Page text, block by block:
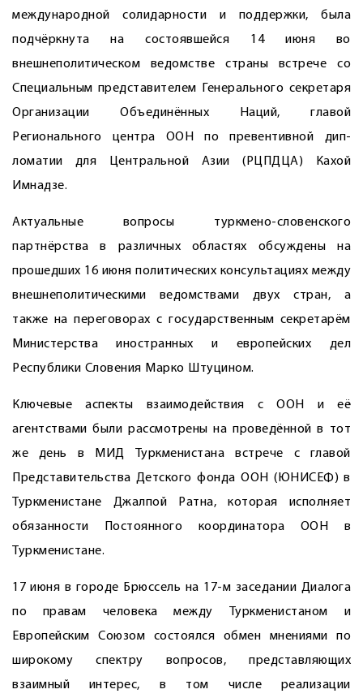
международной солидарности и поддержки, была
подчёркнута на состоявшейся 14 июня во
внешнеполитическом ведомстве страны встрече со
Специальным представителем Генерального секретаря
Организации Объединённых Наций, главой
Регионального центра ООН по превентивной дип­
ломатии для Центральной Азии (РЦПДЦА) Кахой
Имнадзе.
Актуальные вопросы туркмено-словенского
партнёрства в различных областях обсуждены на
прошедших 16 июня политических консультациях между
внешнеполитическими ведомствами двух стран, а
также на переговорах с государственным секретарём
Министерства иностранных и европейских дел
Республики Словения Марко Штуцином.
Ключевые аспекты взаимодействия с ООН и её
агентствами были рассмотрены на проведённой в тот
же день в МИД Туркменистана встрече с главой
Представительства Детского фонда ООН (ЮНИСЕФ) в
Туркменистане Джалпой Ратна, которая исполняет
обязанности Постоянного координатора ООН в
Туркменистане.
17 июня в городе Брюссель на 17-м заседании Диалога
по правам человека между Туркменистаном и
Европейским Союзом состоялся обмен мнениями по
широкому спектру вопросов, представляющих
взаимный интерес, в том числе реализации